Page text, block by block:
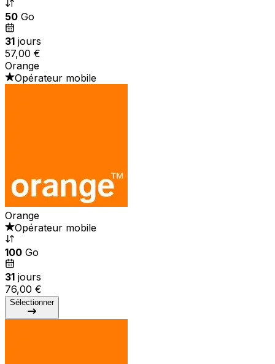
50 Go
31 jours
57,00 €
Orange
Opérateur mobile
Orange
Opérateur mobile
100 Go
31 jours
76,00 €
Sélectionner